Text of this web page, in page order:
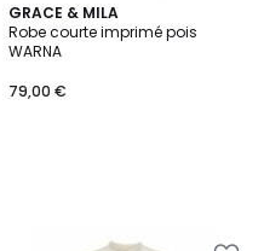
GRACE & MILA
Robe courte imprimé pois
WARNA
79,00 €